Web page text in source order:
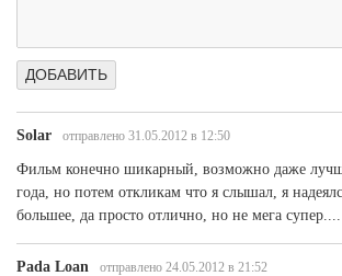
Solar отправлено 31.05.2012 в 12:50
Фильм конечно шикарный, возможно даже
года, но потем откликам что я слышал, я
большее, да просто отлично, но не мега супер....
Pada Loan отправлено 24.05.2012 в 21:52